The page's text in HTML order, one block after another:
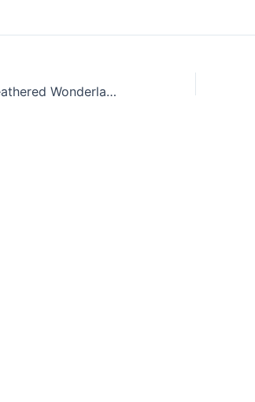
Adventures in a Feathered Wonderland The Magic of Chicken Road